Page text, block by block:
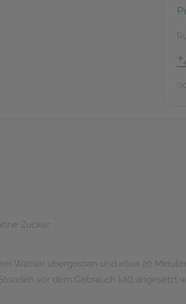
Zucker.
Wasser übergossen und etwa 20
vor dem Gebrauch kalt angesetzt